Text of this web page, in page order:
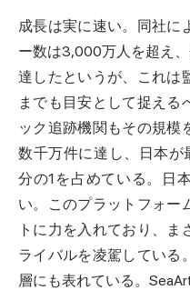
成長は実に速い。同社に
ー数は3,000万人を超え
達したと いうが、これは
までも目安として捉える
ック追跡機関もその規模
数千万件に達し、日本
分の1を占めている。日
い。このプラットフォー
トに力を入れており、
ライバルを凌駕している
層にも表れている。